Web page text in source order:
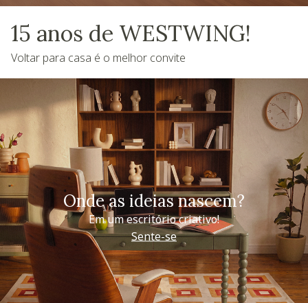
15 anos de WESTWING!
Voltar para casa é o melhor convite
Onde as ideias nascem?
Em um escritório criativo!
Sente-se